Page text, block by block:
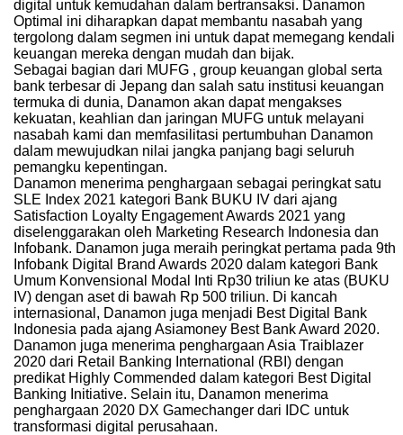
digital untuk kemudahan dalam bertransaksi. Danamon
Optimal ini diharapkan dapat membantu nasabah yang
tergolong dalam segmen ini untuk dapat memegang kendali
keuangan mereka dengan mudah dan bijak.
Sebagai bagian dari MUFG , group keuangan global serta
bank terbesar di Jepang dan salah satu institusi keuangan
termuka di dunia, Danamon akan dapat mengakses
kekuatan, keahlian dan jaringan MUFG untuk melayani
nasabah kami dan memfasilitasi pertumbuhan Danamon
dalam mewujudkan nilai jangka panjang bagi seluruh
pemangku kepentingan.
Danamon menerima penghargaan sebagai peringkat satu
SLE Index 2021 kategori Bank BUKU IV dari ajang
Satisfaction Loyalty Engagement Awards 2021 yang
diselenggarakan oleh Marketing Research Indonesia dan
Infobank. Danamon juga meraih peringkat pertama pada 9th
Infobank Digital Brand Awards 2020 dalam kategori Bank
Umum Konvensional Modal Inti Rp30 triliun ke atas (BUKU
IV) dengan aset di bawah Rp 500 triliun. Di kancah
internasional, Danamon juga menjadi Best Digital Bank
Indonesia pada ajang Asiamoney Best Bank Award 2020.
Danamon juga menerima penghargaan Asia Traiblazer
2020 dari Retail Banking International (RBI) dengan
predikat Highly Commended dalam kategori Best Digital
Banking Initiative. Selain itu, Danamon menerima
penghargaan 2020 DX Gamechanger dari IDC untuk
transformasi digital perusahaan.